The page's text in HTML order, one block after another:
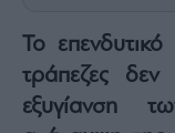
Auto
Life
&
Style
Το επενδυτικό
τράπεζες δεν
εξυγίανση